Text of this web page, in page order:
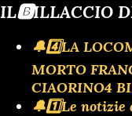
IL🅱️ILLACCIO
🔔4️⃣LA
MORTO
CIAORINO4
🔔1️⃣Le notizie